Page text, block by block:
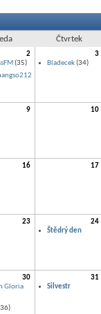
Čtvrtek
2
(35)
3
Bladecek(34)
9 10
16 17
23
24
Štědrý den
30
Gloria
31
Silvestr